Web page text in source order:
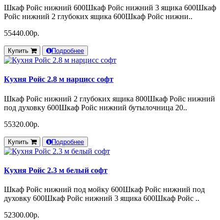
Шкаф Ройс нижний 600Шкаф Ройс нижний 3 ящика 600Шкаф
Ройс нижний 2 глубоких ящика 600Шкаф Ройс нижни..
55440.00р.
Купить Подробнее
Кухня Ройс 2.8 м нарцисс софт
Шкаф Ройс нижний 2 глубоких ящика 800Шкаф Ройс нижний
под духовку 600Шкаф Ройс нижний бутылочница 20..
55320.00р.
Купить Подробнее
Кухня Ройс 2.3 м белый софт
Шкаф Ройс нижний под мойку 600Шкаф Ройс нижний под
духовку 600Шкаф Ройс нижний 3 ящика 600Шкаф Ройс ..
52300.00р.